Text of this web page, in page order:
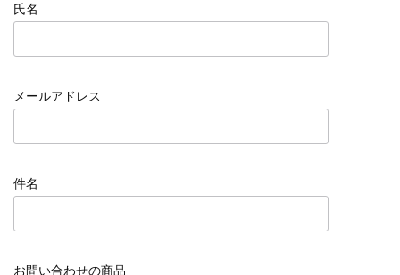
お知らせ
氏名
メールアドレス
件名
お問い合わせの商品